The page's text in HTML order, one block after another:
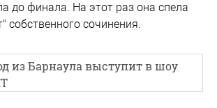
до финала. На этот раз она спела
собственного сочинения.
из Барнаула выступит в шоу